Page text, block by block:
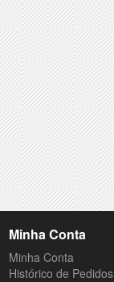
Minha Conta
Minha Conta
Histórico de Pedidos